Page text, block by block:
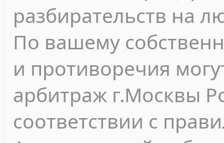
разбирательств на
По вашему
и противоречия
арбитраж г.Москвы
соответствии с